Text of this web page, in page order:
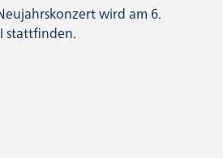
wird am 6.
stattfinden.